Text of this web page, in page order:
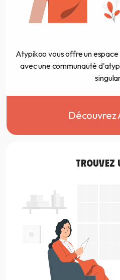
Atypikoo vous offre un
avec une communauté
Découvrez
TROUVEZ